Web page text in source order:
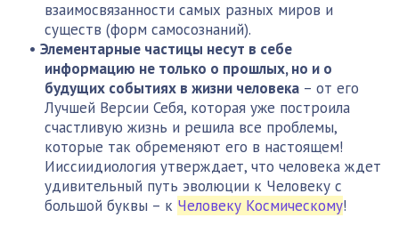
взаимосвязанности самых разных миров и
существ (форм самосознаний).
Элементарные частицы несут в себе
информацию не только о прошлых, но и о
будущих событиях в жизни человека – от его
Лучшей Версии Себя, которая уже построила
счастливую жизнь и решила все проблемы,
которые так обременяют его в настоящем!
Ииссиидиология утверждает, что человека ждет
удивительный путь эволюции к Человеку с
большой буквы – к Человеку Космическому!